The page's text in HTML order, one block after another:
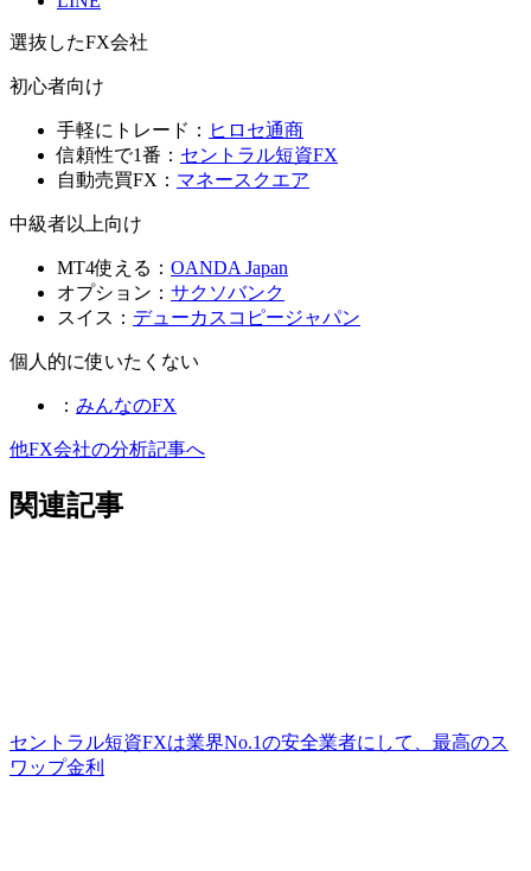
選抜したFX会社
初心者向け
手軽にトレード： ヒロセ通商
信頼性で1番： セントラル短資FX
自動売買FX： マネースクエア
中級者以上向け
MT4使える： OANDA Japan
オプション： サクソバンク
スイス： デューカスコピージャパン
個人的に使いたくない
： みんなのFX
他FX会社の分析記事へ
関連記事
セントラル短資FXは業界No.1の安全業者にして、最高のス
ワップ金利